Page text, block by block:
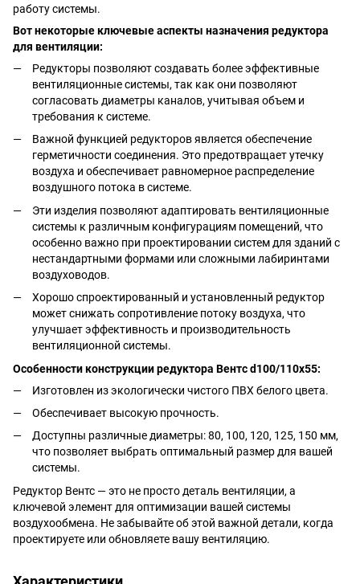
работу системы.
Вот некоторые ключевые аспекты назначения редуктора
для вентиляции:
Редукторы позволяют создавать более эффективные
вентиляционные системы, так как они позволяют
согласовать диаметры каналов, учитывая объем и
требования к системе.
Важной функцией редукторов является обеспечение
герметичности соединения. Это предотвращает утечку
воздуха и обеспечивает равномерное распределение
воздушного потока в системе.
Эти изделия позволяют адаптировать вентиляционные
системы к различным конфигурациям помещений, что
особенно важно при проектировании систем для зданий с
нестандартными формами или сложными лабиринтами
воздуховодов.
Хорошо спроектированный и установленный редуктор
может снижать сопротивление потоку воздуха, что
улучшает эффективность и производительность
вентиляционной системы.
Особенности конструкции редуктора Вентсd100/110х55:
Изготовлен из экологически чистого ПВХ белого цвета.
Обеспечивает высокую прочность.
Доступны различные диаметры: 80, 100, 120, 125, 150 мм,
что позволяет выбрать оптимальный размер для вашей
системы.
Редуктор Вентс — это не просто деталь вентиляции, а
ключевой элемент для оптимизации вашей системы
воздухообмена. Не забывайте об этой важной детали, когда
проектируете или обновляете вашу вентиляцию.